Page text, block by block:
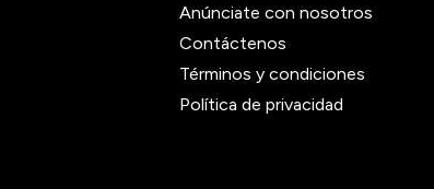
Anúnciate con nosotros
Contáctenos
Términos y condiciones
Política de privacidad